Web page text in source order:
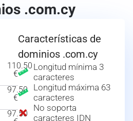
.com.cy
110.50
€
97.50
€
97.50
Características de
dominios .com.cy
Longitud mínima 3
caracteres
Longitud máxima 63
caracteres
No soporta
caracteres IDN